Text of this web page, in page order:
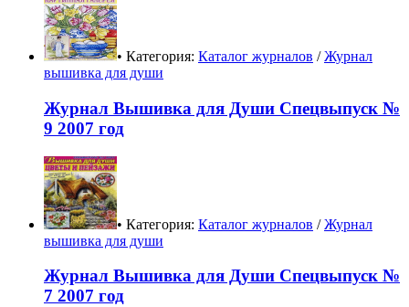
• Категория: Каталог журналов /Журнал
вышивка для души
Журнал Вышивка для Души Спецвыпуск №
9 2007 год
• Категория: Каталог журналов /Журнал
вышивка для души
Журнал Вышивка для Души Спецвыпуск №
7 2007 год